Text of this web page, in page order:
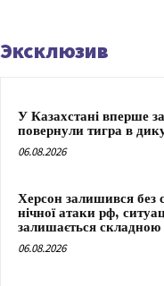
Эксклюзив
У Казахстані вперше
повернули тигра в
06.08.2026
Херсон залишився без
нічної атаки рф,
залишається
06.08.2026